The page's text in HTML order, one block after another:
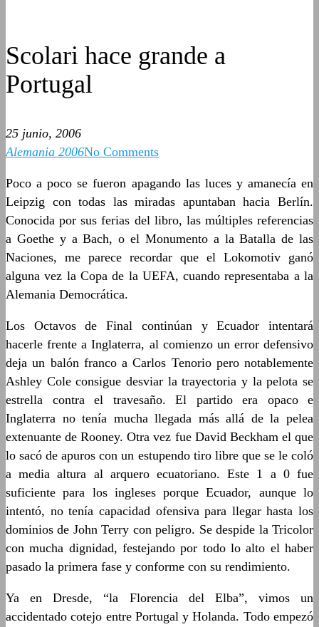
Scolari hace grande a
Portugal
25 junio, 2006
Alemania 2006No Comments
Poco a poco se fueron apagando las luces y amanecía en
Leipzig con todas las miradas apuntaban hacia Berlín.
Conocida por sus ferias del libro, las múltiples referencias
a Goethe y a Bach, o el Monumento a la Batalla de las
Naciones, me parece recordar que el Lokomotiv ganó
alguna vez la Copa de la UEFA, cuando representaba a la
Alemania Democrática.
Los Octavos de Final continúan y Ecuador intentará
hacerle frente a Inglaterra, al comienzo un error defensivo
deja un balón franco a Carlos Tenorio pero notablemente
Ashley Cole consigue desviar la trayectoria y la pelota se
estrella contra el travesaño. El partido era opaco e
Inglaterra no tenía mucha llegada más allá de la pelea
extenuante de Rooney. Otra vez fue David Beckham el que
lo sacó de apuros con un estupendo tiro libre que se le coló
a media altura al arquero ecuatoriano. Este 1 a 0 fue
suficiente para los ingleses porque Ecuador, aunque lo
intentó, no tenía capacidad ofensiva para llegar hasta los
dominios de John Terry con peligro. Se despide la Tricolor
con mucha dignidad, festejando por todo lo alto el haber
pasado la primera fase y conforme con su rendimiento.
Ya en Dresde, “la Florencia del Elba”, vimos un
accidentado cotejo entre Portugal y Holanda. Todo empezó